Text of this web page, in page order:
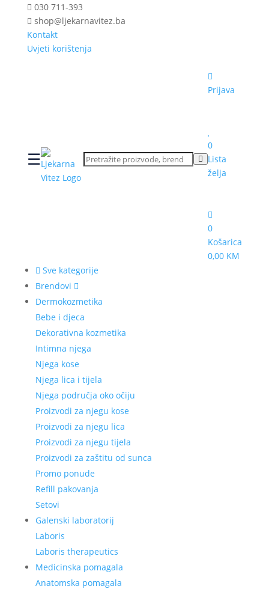
030 711-393
shop@ljekarnavitez.ba
Kontakt
Uvjeti korištenja
☰
Prijava
0
Lista
želja
0
Košarica
0,00 KM
Sve kategorije
Brendovi
Dermokozmetika
Bebe i djeca
Dekorativna kozmetika
Intimna njega
Njega kose
Njega lica i tijela
Njega područja oko očiju
Proizvodi za njegu kose
Proizvodi za njegu lica
Proizvodi za njegu tijela
Proizvodi za zaštitu od sunca
Promo ponude
Refill pakovanja
Setovi
Galenski laboratorij
Laboris
Laboris therapeutics
Medicinska pomagala
Anatomska pomagala